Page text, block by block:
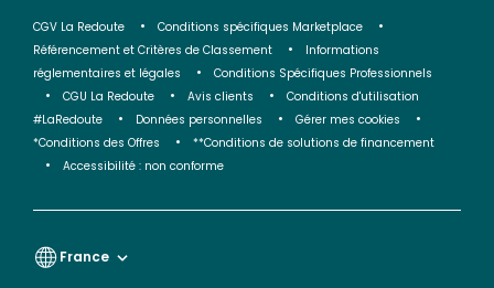
CGV La Redoute
Conditions spécifiques Marketplace
Référencement et Critères de Classement
Informations
réglementaires et légales
Conditions Spécifiques Professionnels
CGU La Redoute
Avis clients
Conditions d'utilisation
#LaRedoute
Données personnelles
Gérer mes cookies
*Conditions des Offres
**Conditions de solutions de financement
Accessibilité : non conforme
France